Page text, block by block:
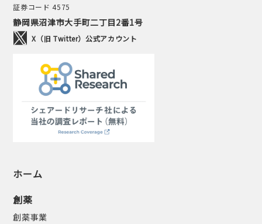
証券コード 4575
静岡県沼津市大手町二丁目2番1号
X（旧 Twitter）公式アカウント
ホーム
創薬
創薬事業